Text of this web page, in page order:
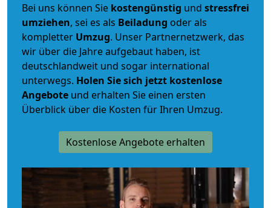
Bei uns können Sie kostengünstig und stressfrei
umziehen, sei es als Beiladung oder als
kompletter Umzug. Unser Partnernetzwerk, das
wir über die Jahre aufgebaut haben, ist
deutschlandweit und sogar international
unterwegs. Holen Sie sich jetzt kostenlose
Angebote und erhalten Sie einen ersten
Überblick über die Kosten für Ihren Umzug.
Kostenlose Angebote erhalten